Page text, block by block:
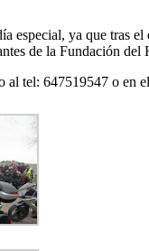
especial, ya que tras
de la Fundación
al tel: 647519547 o en